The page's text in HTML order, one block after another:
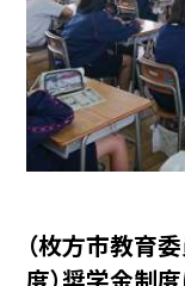
（枚方市教育